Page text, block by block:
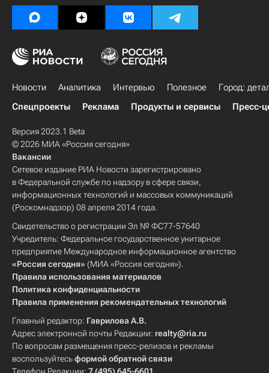
Новости Аналитика Интервью Полезное
Город:
Спецпроекты
Реклама Продукты и сервисы Пресс-
Версия 2023.1 Beta
© 2026 МИА «Россия сегодня»
Вакансии
Сетевое издание РИА Новости зарегистрировано
в Федеральной службе по надзору в сфере связи,
информационных технологий и массовых коммуникаций
(Роскомнадзор) 08 апреля 2014 года.
Свидетельство о регистрации Эл № ФС77-57640
Учредитель: Федеральное государственное унитарное
предприятие Международное информационное агентство
«Россия сегодня» (МИА «Россия сегодня»).
Правила использования материалов
Политика конфиденциальности
Правила применения рекомендательных технологий
Главный редактор: Гаврилова А.В.
Адрес электронной почты Редакции: realty@ria.ru
По вопросам размещения пресс-релизов и рекламы
воспользуйтесьформой обратной связи